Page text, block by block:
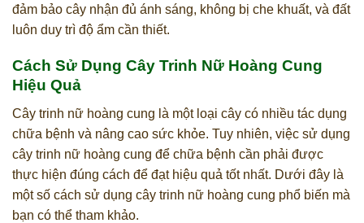
đảm bảo cây nhận đủ ánh sáng, không bị che khuất, và đất
luôn duy trì độ ẩm cần thiết.
Cách Sử Dụng Cây Trinh Nữ Hoàng Cung
Hiệu Quả
Cây trinh nữ hoàng cung là một loại cây có nhiều tác dụng
chữa bệnh và nâng cao sức khỏe. Tuy nhiên, việc sử dụng
cây trinh nữ hoàng cung để chữa bệnh cần phải được
thực hiện đúng cách để đạt hiệu quả tốt nhất. Dưới đây là
một số cách sử dụng cây trinh nữ hoàng cung phổ biến mà
bạn có thể tham khảo.